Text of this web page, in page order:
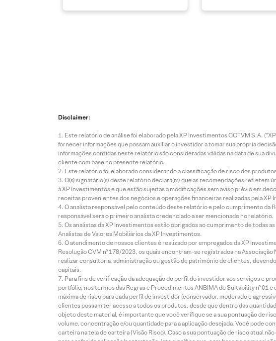
Disclaimer:
Este relatório de análise foi elaborado pela XP Investimentos CCTVM S.A.
fornecer informações que possam auxiliar o investidor a tomar sua própria
informações contidas neste relatório são consideradas válidas na data de sua
cliente com base no presente relatório.
Este relatório foi elaborado considerando a classificação de risco dos
O(s) signatário(s) deste relatório declara(m) que as recomendações refletem
à XP Investimentos e que estão sujeitas a modificações sem aviso prévio em
receitas provenientes dos negócios e operações financeiras realizadas pela XP
O analista responsável pelo conteúdo deste relatório e pelo cumprimento da
responsável será o primeiro analista credenciado a ser mencionado no relatório.
Os analistas da XP Investimentos estão obrigados ao cumprimento de todas
Analistas de Valores Mobiliários da XP Investimentos.
O atendimento de nossos clientes é realizado por empregados da XP
Resolução CVM nº 178/2023, os quais encontram-se registrados na
realizar consultoria, administração ou gestão de patrimônio de clientes,
capitais.
Para fins de verificação da adequação do perfil do investidor aos serviços e
portfólio, nos termos das Regras e Procedimentos ANBIMA de Suitability nº
máxima de risco para cada perfil de investidor (conservador, moderado e
clientes possam ter acesso a todos os produtos, desde que dentro das
objeto deste material, é importante que você verifique se a sua pontuação de
volume, concentração e/ou quantidade para a aplicação desejada. Você pode
carteira na tela de carteira (Visão Risco). Caso a sua pontuação de risco atual